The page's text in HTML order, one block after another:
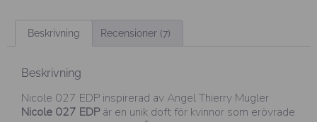
Beskrivning Recensioner (7)
Beskrivning
Nicole 027 EDP inspirerad av Angel Thierry Mugler
Nicole 027 EDPär en unik doft för kvinnor som erövrade